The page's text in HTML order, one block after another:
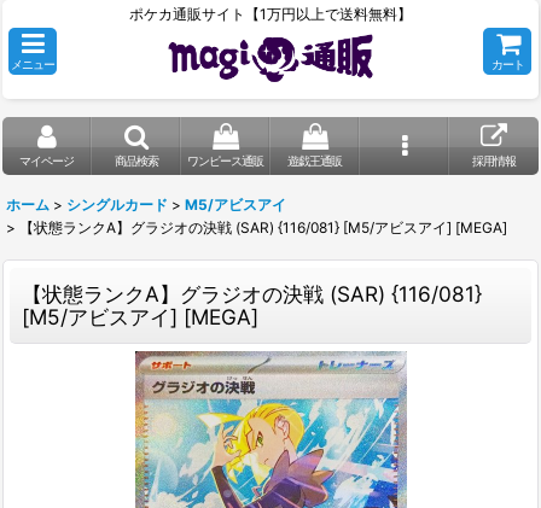
ポケカ通販サイト【1万円以上で送料無料】
メニュー カート
マイページ 商品検索 ワンピース通販 遊戯王通販 採用情報
ホーム > シングルカード > M5/アビスアイ
>
【状態ランクA】グラジオの決戦 (SAR) {116/081} [M5/アビスアイ] [MEGA]
【状態ランクA】グラジオの決戦 (SAR) {116/081}
[M5/アビスアイ] [MEGA]